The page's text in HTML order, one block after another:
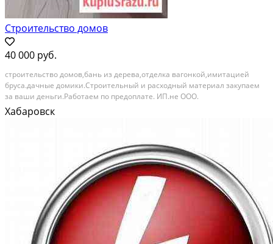
Строительство домов
40 000 руб.
строительство домов,бань из дерева,отделка вагонкой,имитацией
бруса.дачные домики.Строительный и расходный материал закупаем
за ваши деньги.Работаем по предоплате. ИП.не ООО.
Хабаровск